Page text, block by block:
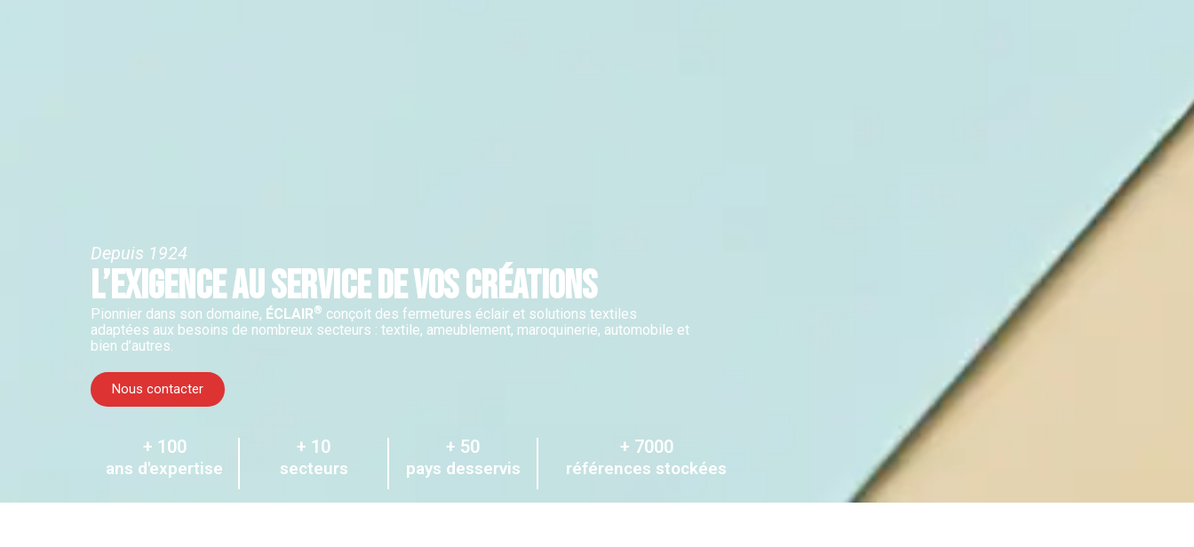
Depuis 1924
L’EXIGENCE AU SERVICE DE VOS CRÉATIONS
Pionnier dans son domaine, ÉCLAIR® conçoit des fermetures éclair et solutions textiles
adaptées aux besoins de nombreux secteurs : textile, ameublement, maroquinerie, automobile et
bien d’autres.
Nous contacter
ans d'expertise
+ 100
secteurs
+ 10
pays desservis
+ 50
références stockées
+ 7000